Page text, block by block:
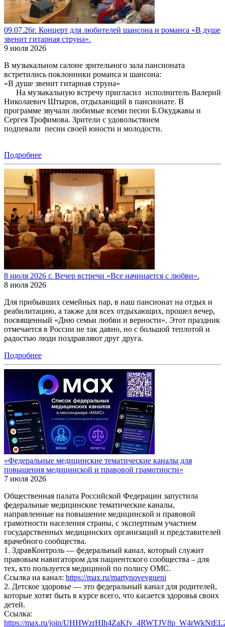
09.07.26г. Концерт для любителей шансона и романса «В душе
звенит гитарная струна».
9 июля 2026
В музыкальном салоне зрительного зала пансионата
встретились поклонники романса и шансона:
«В душе звенит гитарная струна»
На музыкальную встречу пригласил исполнитель Валерий
Николаевич Штыров, отдыхающий в пансионате. В
программе звучали любимые всеми песни Б.Окуджавы и
Сергея Трофимова. Зрители с удовольствием
подпевали песни своей юности и молодости.
Подробнее
8 июля 2026 г. Вечер встречи «Все начинается с любви».
8 июля 2026
Для прибывших семейных пар, в наш пансионат на отдых и
реабилитацию, а также для всех отдыхающих, прошел вечер,
посвященный «Дню семьи любви и верности». Этот праздник
отмечается в России не так давно, но с большой теплотой и
радостью люди поздравляют друг друга.
Подробнее
«Федеральные медицинские тематические каналы для
повышения медицинской и правовой грамотности»
7 июля 2026
Общественная палата Российской Федерации запустила
федеральные медицинские тематические каналы,
направленные на повышение медицинской и правовой
грамотности населения страны, с экспертным участием
государственных медицинских организаций и представителей
врачебного сообщества.
1. ЗдравКонтроль — федеральный канал, который служит
правовым навигатором для пациентского сообщества – для
тех, кто пользуется медициной по полису ОМС.
Ссылка на канал: https://max.ru/martynovevgueni
2. Детское здоровье — это федеральный канал для родителей,
которые хотят быть в курсе всего, что касается здоровья своих
детей.
Ссылка:
https://max.ru/join/